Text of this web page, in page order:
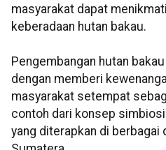
masyarakat dapat
keberadaan hutan bakau.
Pengembangan hutan
dengan memberi
masyarakat setempat
contoh dari konsep
yang diterapkan di berbagai